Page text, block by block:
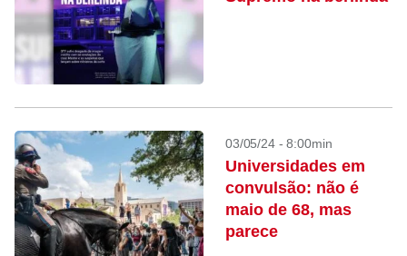
03/05/24 - 8:00min
Universidades em
convulsão: não é
maio de 68, mas
parece